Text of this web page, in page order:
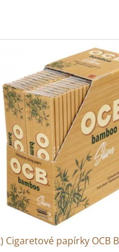
Cigaretové papírky OCB